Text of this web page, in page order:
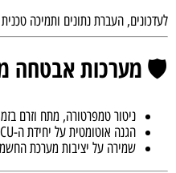
לעדכונים, העברת נתונים ותמיכה
🛡️ מערכות אבטחה
ניטור טמפרטורה, מתח וזרם
הגנה אוטומטית על יחידת ה-ECU
שמירה על יציבות מערכת